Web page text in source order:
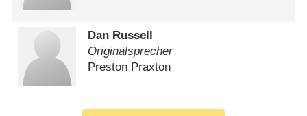
Dan Russell
Originalsprecher
Preston Praxton